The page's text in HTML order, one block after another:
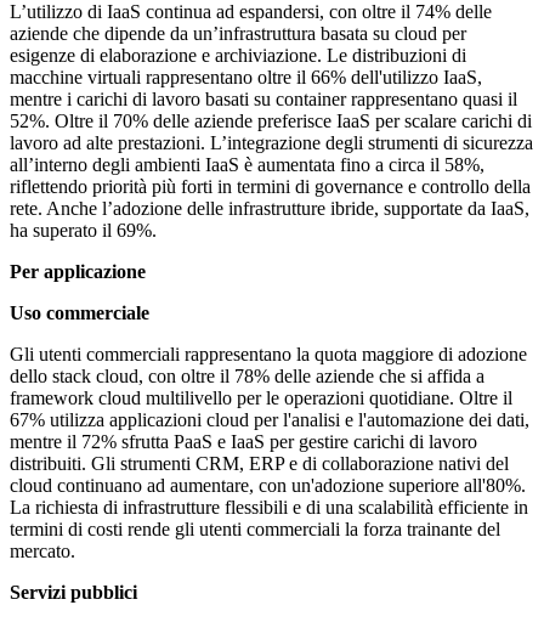
L’utilizzo di IaaS continua ad espandersi, con oltre il 74% delle
aziende che dipende da un’infrastruttura basata su cloud per
esigenze di elaborazione e archiviazione. Le distribuzioni di
macchine virtuali rappresentano oltre il 66% dell'utilizzo IaaS,
mentre i carichi di lavoro basati su container rappresentano quasi il
52%. Oltre il 70% delle aziende preferisce IaaS per scalare carichi di
lavoro ad alte prestazioni. L’integrazione degli strumenti di sicurezza
all’interno degli ambienti IaaS è aumentata fino a circa il 58%,
riflettendo priorità più forti in termini di governance e controllo della
rete. Anche l’adozione delle infrastrutture ibride, supportate da IaaS,
ha superato il 69%.
Per applicazione
Uso commerciale
Gli utenti commerciali rappresentano la quota maggiore di adozione
dello stack cloud, con oltre il 78% delle aziende che si affida a
framework cloud multilivello per le operazioni quotidiane. Oltre il
67% utilizza applicazioni cloud per l'analisi e l'automazione dei dati,
mentre il 72% sfrutta PaaS e IaaS per gestire carichi di lavoro
distribuiti. Gli strumenti CRM, ERP e di collaborazione nativi del
cloud continuano ad aumentare, con un'adozione superiore all'80%.
La richiesta di infrastrutture flessibili e di una scalabilità efficiente in
termini di costi rende gli utenti commerciali la forza trainante del
mercato.
Servizi pubblici